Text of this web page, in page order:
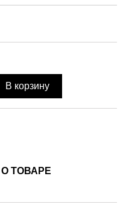
В корзину
ТОВАРЕ